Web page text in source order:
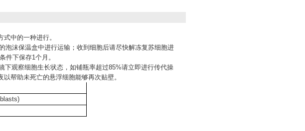
中的一种进行。
泡沫保温盒中进行运输；收到细胞后请尽快解冻复苏细胞进
件下保存1个月。
下观察细胞生长状态，如铺瓶率超过85%请立即进行传代操
帮助未死亡的悬浮细胞能够再次贴壁。